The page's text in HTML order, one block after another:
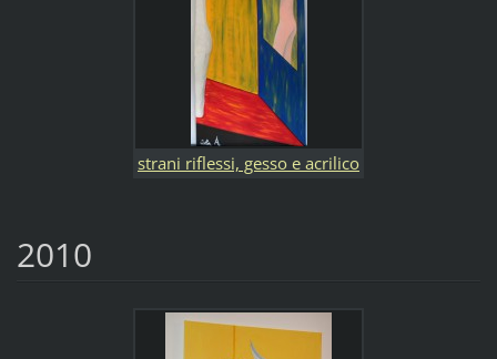
strani riflessi, gesso e acrilico
2010